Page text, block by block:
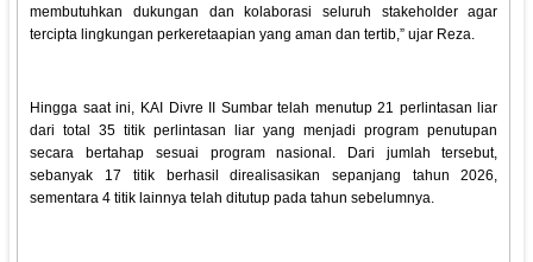
membutuhkan dukungan dan kolaborasi seluruh stakeholder agar
tercipta lingkungan perkeretaapian yang aman dan tertib,” ujar Reza.
Hingga saat ini, KAI Divre II Sumbar telah menutup 21 perlintasan liar
dari total 35 titik perlintasan liar yang menjadi program penutupan
secara bertahap sesuai program nasional. Dari jumlah tersebut,
sebanyak 17 titik berhasil direalisasikan sepanjang tahun 2026,
sementara 4 titik lainnya telah ditutup pada tahun sebelumnya.